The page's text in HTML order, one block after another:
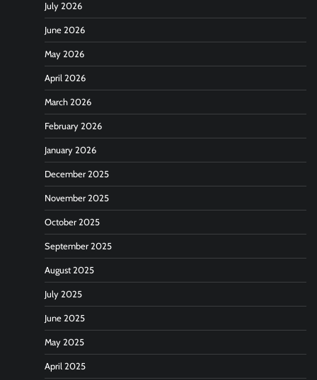
July 2026
June 2026
May 2026
April 2026
March 2026
February 2026
January 2026
December 2025
November 2025
October 2025
September 2025
August 2025
July 2025
June 2025
May 2025
April 2025